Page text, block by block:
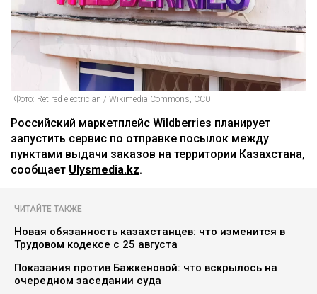
Фото: Retired electrician / Wikimedia Commons, CC0
Российский маркетплейс Wildberries планирует
запустить сервис по отправке посылок между
пунктами выдачи заказов на территории Казахстана,
сообщает Ulysmedia.kz.
ЧИТАЙТЕ ТАКЖЕ
Новая обязанность казахстанцев: что изменится в
Трудовом кодексе с 25 августа
Показания против Бажкеновой: что вскрылось на
очередном заседании суда